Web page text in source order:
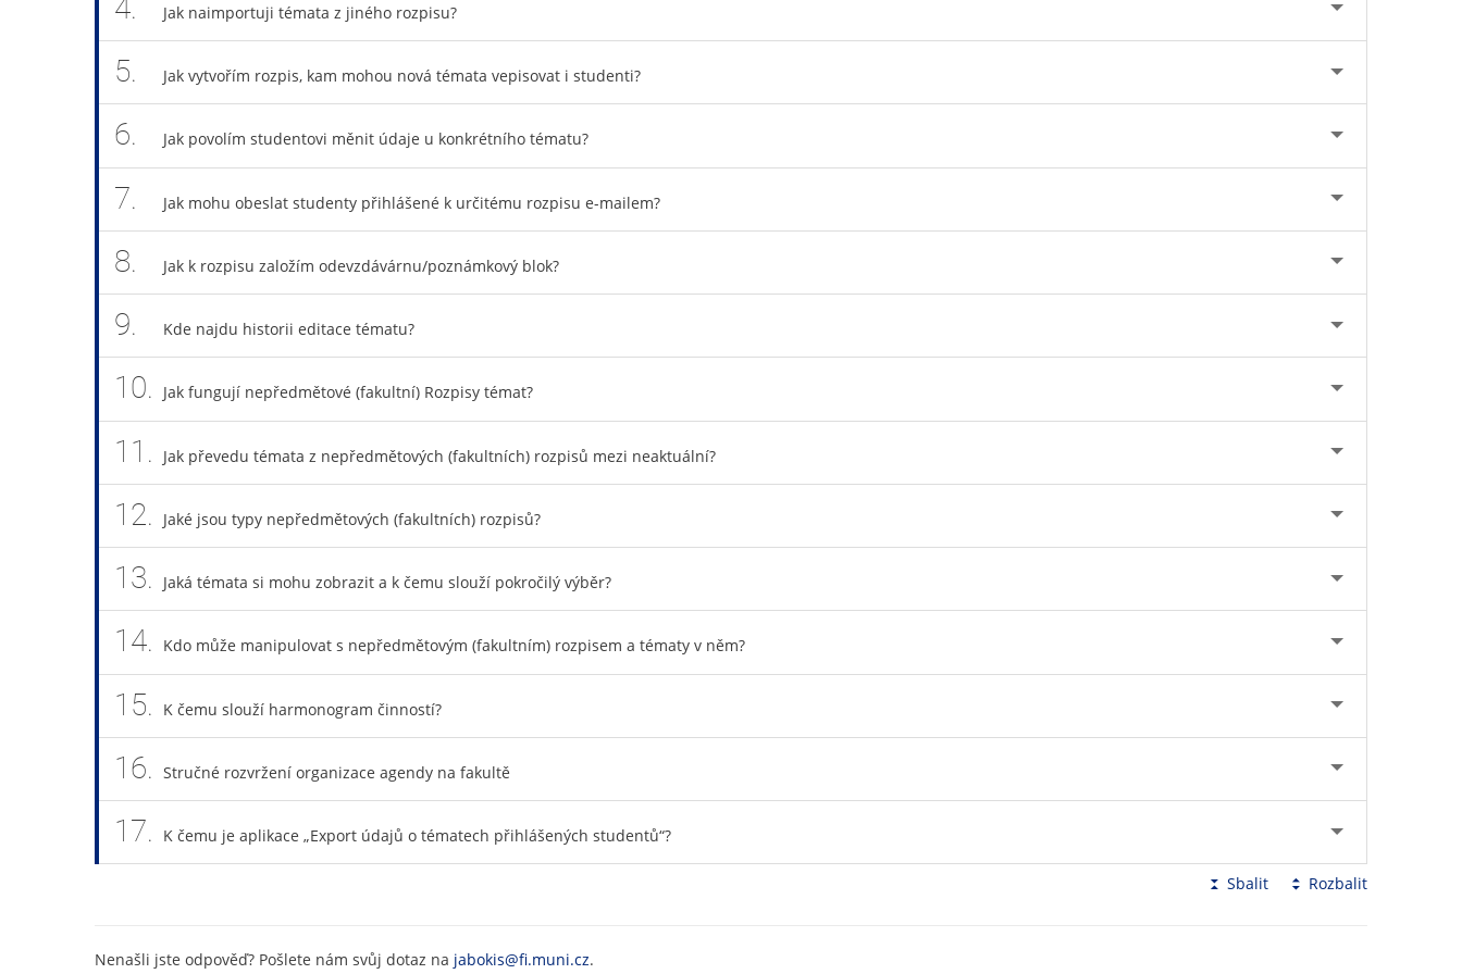
4. Jak naimportuji témata z jiného rozpisu?
5. Jak vytvořím rozpis, kam mohou nová témata vepisovat i studenti?
6. Jak povolím studentovi měnit údaje u konkrétního tématu?
7. Jak mohu obeslat studenty přihlášené k určitému rozpisu e-mailem?
8. Jak k rozpisu založím odevzdávárnu/poznámkový blok?
9. Kde najdu historii editace tématu?
10. Jak fungují nepředmětové (fakultní) Rozpisy témat?
11. Jak převedu témata z nepředmětových (fakultních) rozpisů mezi neaktuální?
12. Jaké jsou typy nepředmětových (fakultních) rozpisů?
13. Jaká témata si mohu zobrazit a k čemu slouží pokročilý výběr?
14. Kdo může manipulovat s nepředmětovým (fakultním) rozpisem a tématy v něm?
15. K čemu slouží harmonogram činností?
16. Stručné rozvržení organizace agendy na fakultě
17. K čemu je aplikace „Export údajů o tématech přihlášených studentů“?
Sbalit Rozbalit
Nenašli jste odpověď? Pošlete nám svůj dotaz na jabokis@fi.muni.cz.